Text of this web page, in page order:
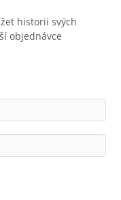
historii svých
objednávce